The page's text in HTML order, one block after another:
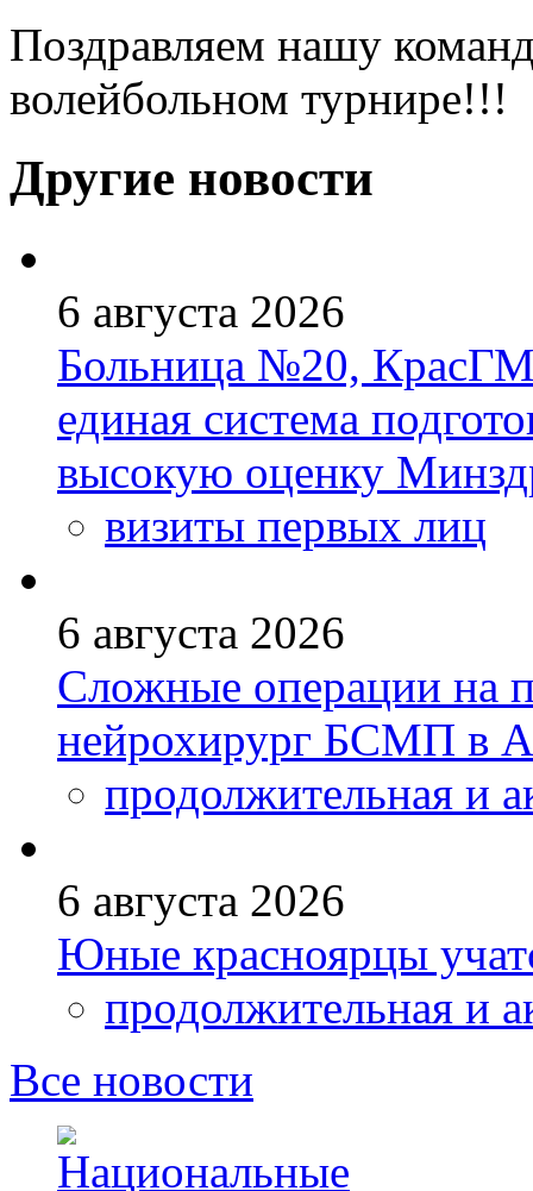
Поздравляем нашу
волейбольном турнире!!!
Другие новости
6 августа 2026
Больница №20,
единая система
высокую оценку
визиты первых лиц
6 августа 2026
Сложные операции на
нейрохирург БСМП в
продолжительная и
6 августа 2026
Юные красноярцы
продолжительная и
Все новости